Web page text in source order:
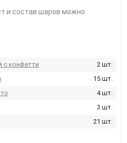
и состав шаров можно
конфетти
2 шт.
15 шт.
4 шт.
3 шт.
21 шт.